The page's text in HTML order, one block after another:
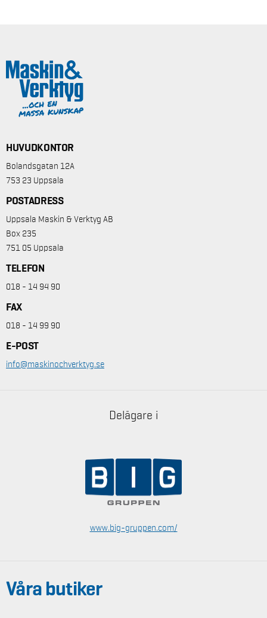
HUVUDKONTOR
Bolandsgatan 12A
753 23 Uppsala
POSTADRESS
Uppsala Maskin & Verktyg AB
Box 235
751 05 Uppsala
TELEFON
018 - 14 94 90
FAX
018 - 14 99 90
E-POST
info@maskinochverktyg.se
Delägare i
www.big-gruppen.com/
Våra butiker